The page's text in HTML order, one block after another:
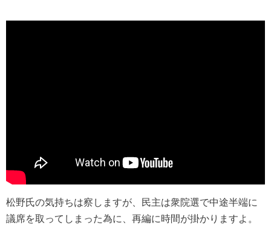
松野氏の気持ちは察しますが、民主は衆院選で中途半端に
議席を取ってしまった為に、再編に時間が掛かりますよ。